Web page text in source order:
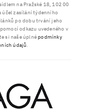
na Pražské 18, 102 00
účel zasílání týdenního
po dobu trvání jeho
odkazu uvedeného v
si naše úplnépodmínky
údajů.